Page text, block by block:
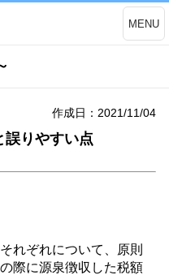
MENU
作成日：2021/11/04
りやすい点
れぞれについて、原則
際に源泉徴収した税額